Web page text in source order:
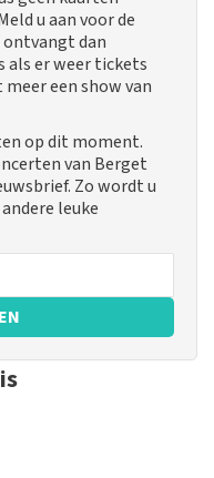
u aan voor de
ontvangt dan
als er weer tickets
een show van
op dit moment.
van Berget
Zo wordt u
leuke